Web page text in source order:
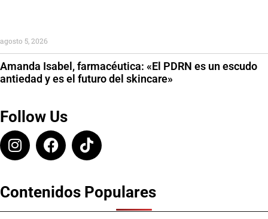
Amanda Isabel, farmacéutica: «El PDRN es un escudo
antiedad y es el futuro del skincare»
agosto 5, 2026
Follow Us
Contenidos Populares